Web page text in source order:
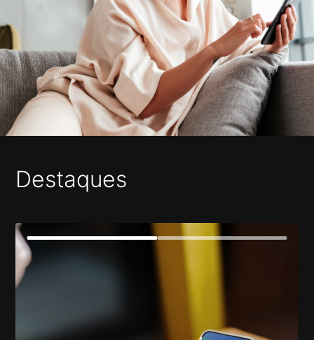
Destaques
1 2